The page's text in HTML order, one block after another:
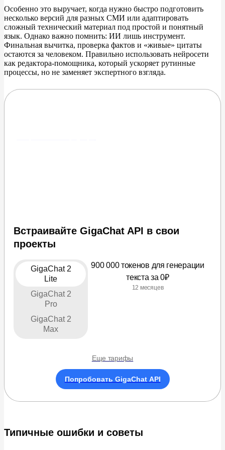
Особенно это выручает, когда нужно быстро подготовить
несколько версий для разных СМИ или адаптировать
сложный технический материал под простой и понятный
язык. Однако важно помнить: ИИ лишь инструмент.
Финальная вычитка, проверка фактов и «живые» цитаты
остаются за человеком. Правильно использовать нейросети
как редактора-помощника, который ускоряет рутинные
процессы, но не заменяет экспертного взгляда.
Встраивайте GigaChat API в свои
проекты
GigaChat 2
Lite
GigaChat 2
Pro
GigaChat 2
Max
900 000 токенов для генерации
текста за 0₽
12 месяцев
Еще тарифы
Попробовать GigaChat API
Типичные ошибки и советы